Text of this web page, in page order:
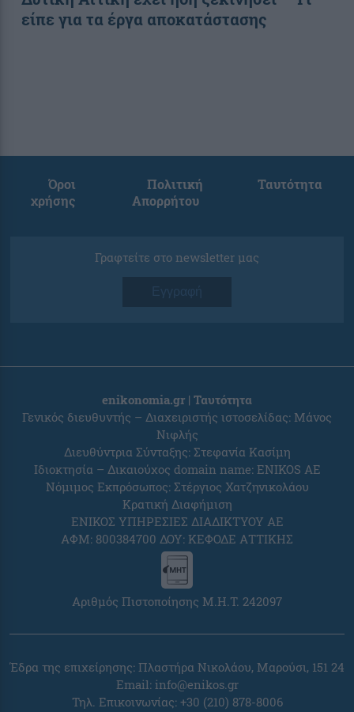
είπε για τα έργα αποκατάστασης
Όροι
χρήσης
Πολιτική
Απορρήτου
Ταυτότητα
Γραφτείτε στο newsletter μας
Εγγραφή
enikonomia.gr | Ταυτότητα
Γενικός διευθυντής – Διαχειριστής ιστοσελίδας: Μάνος
Νιφλής
Διευθύντρια Σύνταξης: Στεφανία Κασίμη
Ιδιοκτησία – Δικαιούχος domain name: ENIKOS AE
Νόμιμος Εκπρόσωπος: Στέργιος Χατζηνικολάου
Κρατική Διαφήμιση
ΕΝΙΚΟΣ ΥΠΗΡΕΣΙΕΣ ΔΙΑΔΙΚΤΥΟΥ ΑΕ
ΑΦΜ: 800384700 ΔΟΥ: ΚΕΦΟΔΕ ΑΤΤΙΚΗΣ
Αριθμός Πιστοποίησης Μ.Η.Τ. 242097
Έδρα της επιχείρησης: Πλαστήρα Νικολάου, Μαρούσι, 151 24
Email: info@enikos.gr
Τηλ. Επικοινωνίας: +30 (210) 878-8006